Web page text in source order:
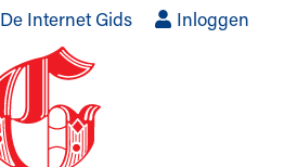
De Internet Gids Inloggen